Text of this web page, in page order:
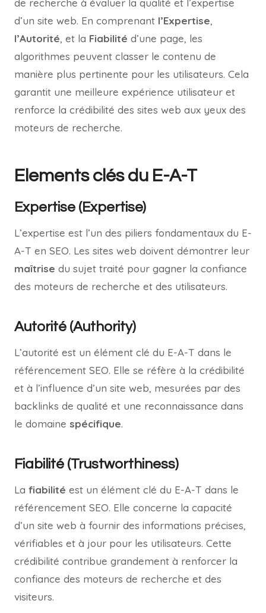
de recherche à évaluer la qualité et l’expertise
d’un site web. En comprenant l’Expertise,
l’Autorité, et la Fiabilité d’une page, les
algorithmes peuvent classer le contenu de
manière plus pertinente pour les utilisateurs. Cela
garantit une meilleure expérience utilisateur et
renforce la crédibilité des sites web aux yeux des
moteurs de recherche.
Elements clés du E-A-T
Expertise (Expertise)
L’expertise est l’un des piliers fondamentaux du E-
A-T en SEO. Les sites web doivent démontrer leur
maîtrise du sujet traité pour gagner la confiance
des moteurs de recherche et des utilisateurs.
Autorité (Authority)
L’autorité est un élément clé du E-A-T dans le
référencement SEO. Elle se réfère à la crédibilité
et à l’influence d’un site web, mesurées par des
backlinks de qualité et une reconnaissance dans
le domaine spécifique.
Fiabilité (Trustworthiness)
La fiabilité est un élément clé du E-A-T dans le
référencement SEO. Elle concerne la capacité
d’un site web à fournir des informations précises,
vérifiables et à jour pour les utilisateurs. Cette
crédibilité contribue grandement à renforcer la
confiance des moteurs de recherche et des
visiteurs.